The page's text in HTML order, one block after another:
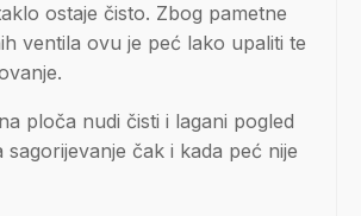
ostaje čisto. Zbog pametne
ventila ovu je peć lako upaliti te
ploča nudi čisti i lagani pogled
čak i kada peć nije